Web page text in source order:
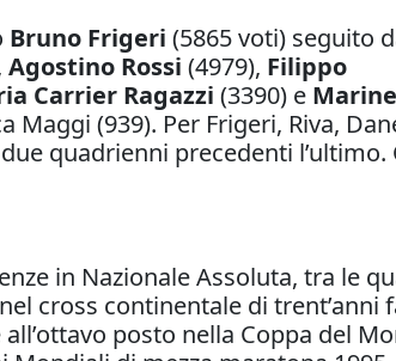
Bruno Frigeri (5865 voti) seguito
Agostino Rossi (4979), Filippo
Carrier Ragazzi (3390) e
(939). Per Frigeri, Riva,
quadrienni precedenti
in Nazionale Assoluta, tra le
cross continentale di trent’anni
posto nella Coppa del